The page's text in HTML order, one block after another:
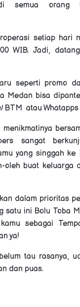
semua orang
setiap hari
WIB. Jadi,
seperti promo
Medan bisa
BTM atau Whatapps
sangat
yang singgah ke
oleh buat keluarga
dalam prioritas
satu ini Bolu Toba
sebagai
ya!
tau rasanya,
dan puas.